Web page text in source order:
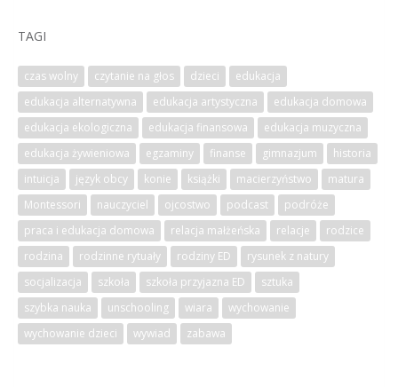
TAGI
czas wolny czytanie na głos dzieci
edukacja
edukacja alternatywna
edukacja artystyczna
edukacja domowa
edukacja ekologiczna
edukacja finansowa
edukacja muzyczna
edukacja żywieniowa
egzaminy finanse gimnazjum
historia
intuicja
język obcy konie książki macierzyństwo
matura
Montessori
nauczyciel ojcostwo podcast
podróże
praca i edukacja domowa
relacja małżeńska relacje
rodzice
rodzina
rodzinne rytuały rodziny ED
rysunek z natury
socjalizacja
szkoła szkoła przyjazna ED
sztuka
szybka nauka
unschooling wiara
wychowanie
wychowanie dzieci
wywiad zabawa